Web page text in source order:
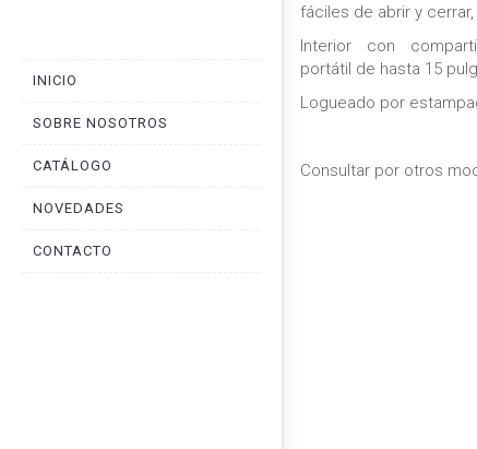
INICIO
SOBRE NOSOTROS
CATÁLOGO
NOVEDADES
CONTACTO
fáciles de abrir y
Interior con
portátil de hasta 15
Logueado por
Consultar por otros